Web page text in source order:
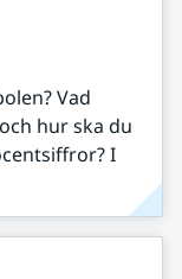
Vad
hur ska du
I